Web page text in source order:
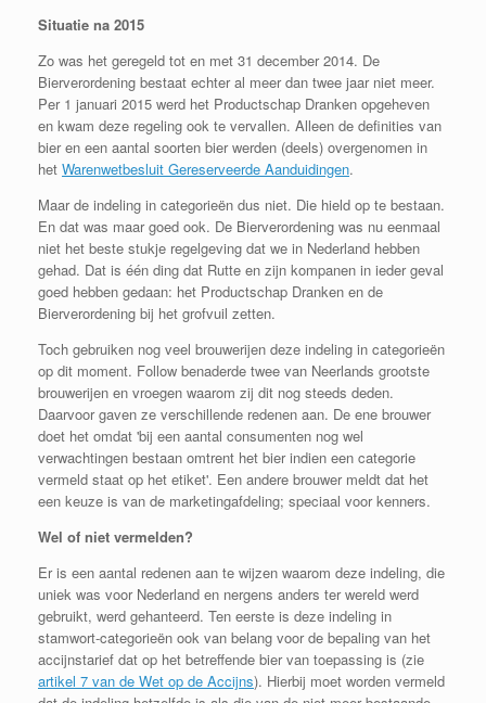
Situatie na 2015
Zo was het geregeld tot en met 31 december 2014. De
Bierverordening bestaat echter al meer dan twee jaar niet meer.
Per 1 januari 2015 werd het Productschap Dranken opgeheven
en kwam deze regeling ook te vervallen. Alleen de definities van
bier en een aantal soorten bier werden (deels) overgenomen in
het Warenwetbesluit Gereserveerde Aanduidingen.
Maar de indeling in categorieën dus niet. Die hield op te bestaan.
En dat was maar goed ook. De Bierverordening was nu eenmaal
niet het beste stukje regelgeving dat we in Nederland hebben
gehad. Dat is één ding dat Rutte en zijn kompanen in ieder geval
goed hebben gedaan: het Productschap Dranken en de
Bierverordening bij het grofvuil zetten.
Toch gebruiken nog veel brouwerijen deze indeling in categorieën
op dit moment. Follow benaderde twee van Neerlands grootste
brouwerijen en vroegen waarom zij dit nog steeds deden.
Daarvoor gaven ze verschillende redenen aan. De ene brouwer
doet het omdat 'bij een aantal consumenten nog wel
verwachtingen bestaan omtrent het bier indien een categorie
vermeld staat op het etiket'. Een andere brouwer meldt dat het
een keuze is van de marketingafdeling; speciaal voor kenners.
Wel of niet vermelden?
Er is een aantal redenen aan te wijzen waarom deze indeling, die
uniek was voor Nederland en nergens anders ter wereld werd
gebruikt, werd gehanteerd. Ten eerste is deze indeling in
stamwort-categorieën ook van belang voor de bepaling van het
accijnstarief dat op het betreffende bier van toepassing is (zie
artikel 7 van de Wet op de Accijns). Hierbij moet worden vermeld